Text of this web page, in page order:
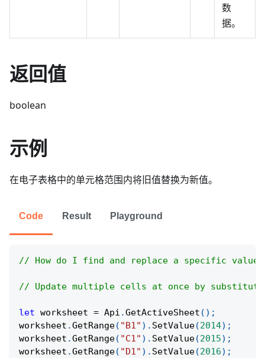
数
据。
返回值
boolean
示例
在电子表格中的单元格范围内将旧值替换为新值。
Code Result Playground
// How do I find and replace a specific value
// Update multiple cells at once by
let worksheet = Api .GetActiveSheet ( ) ;
worksheet .GetRange( "B1" ) . SetValue(2014) ;
worksheet .GetRange( "C1" ) . SetValue(2015) ;
worksheet .GetRange( "D1" ) . SetValue(2016) ;